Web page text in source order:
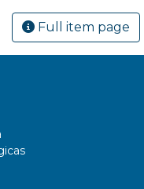
Full item page